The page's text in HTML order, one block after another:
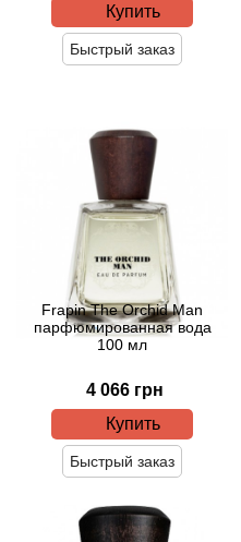
Купить
Быстрый заказ
Frapin The Orchid Man
парфюмированная вода
100 мл
4 066 грн
Купить
Быстрый заказ
Andre L'Arom
Anima Mundi
Anna Sui
Annayake
Anne Fontaine
Annick Goutal
Antonia's Flowers
Antonio Banderas
Antonio Puig